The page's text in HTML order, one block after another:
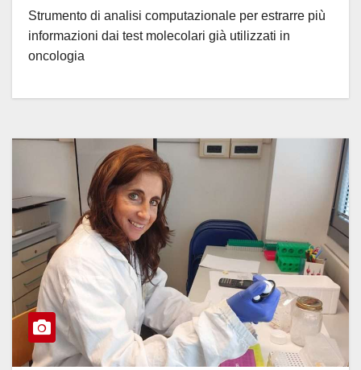
Strumento di analisi computazionale per estrarre più
informazioni dai test molecolari già utilizzati in
oncologia